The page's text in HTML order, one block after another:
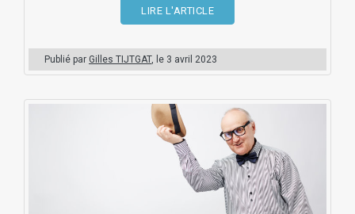
LIRE L'ARTICLE
Publié par Gilles TIJTGAT, le 3 avril 2023